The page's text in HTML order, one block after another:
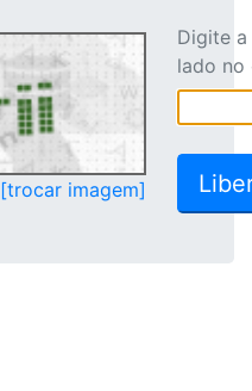
[trocar imagem]
Digite
lado no